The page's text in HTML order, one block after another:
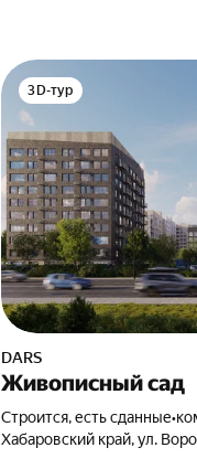
3D-тур
DARS
Живописный сад
Строится, есть сданные•
Хабаровский край, ул.